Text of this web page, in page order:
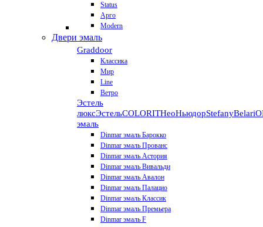
Status
Арго
Modern
Двери эмаль
Graddoor
Классика
Мир
Line
Ветро
Эстель
люксЭстельCOLORITНеоНьюдорStefanyBelari
эмаль
Dinmar эмаль Барокко
Dinmar эмаль Прованс
Dinmar эмаль Астория
Dinmar эмаль Вивальди
Dinmar эмаль Авалон
Dinmar эмаль Палацио
Dinmar эмаль Классик
Dinmar эмаль Премьера
Dinmar эмаль F